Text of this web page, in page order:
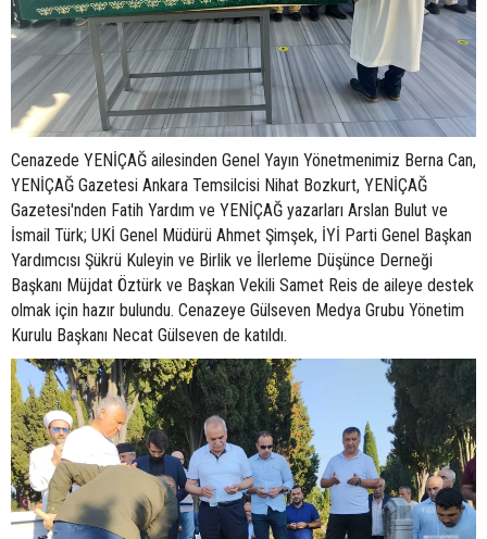
Cenazede YENİÇAĞ ailesinden Genel Yayın Yönetmenimiz Berna Can,
YENİÇAĞ Gazetesi Ankara Temsilcisi Nihat Bozkurt, YENİÇAĞ
Gazetesi'nden Fatih Yardım ve YENİÇAĞ yazarları Arslan Bulut ve
İsmail Türk; UKİ Genel Müdürü Ahmet Şimşek, İYİ Parti Genel Başkan
Yardımcısı Şükrü Kuleyin ve Birlik ve İlerleme Düşünce Derneği
Başkanı Müjdat Öztürk ve Başkan Vekili Samet Reis de aileye destek
olmak için hazır bulundu. Cenazeye Gülseven Medya Grubu Yönetim
Kurulu Başkanı Necat Gülseven de katıldı.